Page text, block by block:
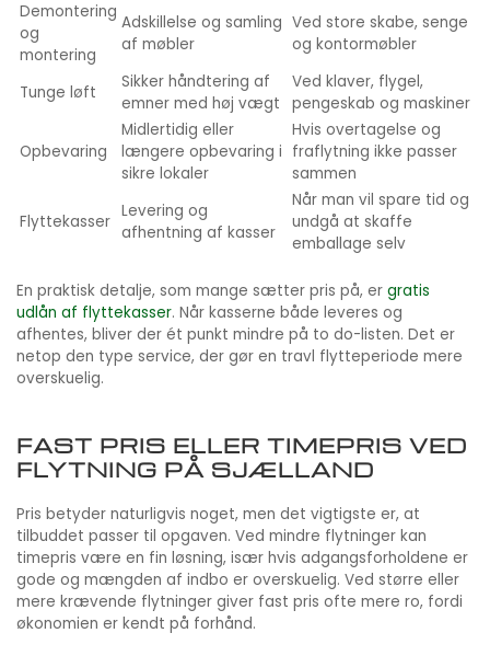
Demontering
og
montering
Adskillelse og samling
af møbler
Ved store skabe, senge
og kontormøbler
Tunge løft
Sikker håndtering af
emner med høj vægt
Ved klaver, flygel,
pengeskab og maskiner
Opbevaring
Midlertidig eller
længere opbevaring i
sikre lokaler
Hvis overtagelse og
fraflytning ikke passer
sammen
Flyttekasser
Levering og
afhentning af kasser
Når man vil spare tid og
undgå at skaffe
emballage selv
En praktisk detalje, som mange sætter pris på, er gratis
udlån af flyttekasser. Når kasserne både leveres og
afhentes, bliver der ét punkt mindre på to do-listen. Det er
netop den type service, der gør en travl flytteperiode mere
overskuelig.
FAST PRIS ELLER TIMEPRIS VED
FLYTNING PÅ SJÆLLAND
Pris betyder naturligvis noget, men det vigtigste er, at
tilbuddet passer til opgaven. Ved mindre flytninger kan
timepris være en fin løsning, især hvis adgangsforholdene er
gode og mængden af indbo er overskuelig. Ved større eller
mere krævende flytninger giver fast pris ofte mere ro, fordi
økonomien er kendt på forhånd.